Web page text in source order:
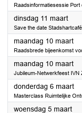
Raadsinformatiesessie Port
dinsdag 11 maart2025
Save the date Stadshartcafé
maandag 10 maart
Raadsbrede bijeenkomst
maandag 10 maart
Jubileum-Netwerkfeest IVN
donderdag 6 maart
Masterclass Ruimtelijke
woensdag 5 maart